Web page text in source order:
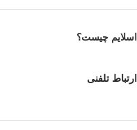
اسلایم چیست؟
ارتباط تلفنی